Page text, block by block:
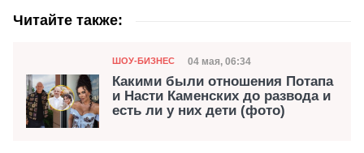
Читайте также:
Категория
ШОУ-БИЗНЕС Дата публикации
04 мая, 06:34
Какими были отношения Потапа
и Насти Каменских до развода и
есть ли у них дети (фото)